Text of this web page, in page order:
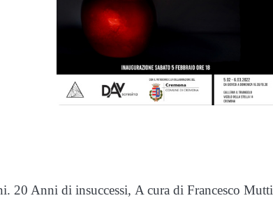
20 Anni di insuccessi, A cura di Francesco Mutti